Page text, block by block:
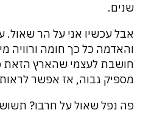
שנים.
אבל עכשיו אני על הר שאול.
והאדמה כל כך חומה ורוויה
חושבת לעצמי שהארץ הזאת
מספיק גבוה, אז אפשר
פה נפל שאול על חרבו?